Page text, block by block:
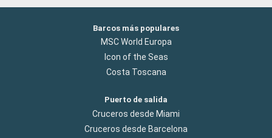
Barcos más populares
MSC World Europa
Icon of the Seas
Costa Toscana
Puerto de salida
Cruceros desde Miami
Cruceros desde Barcelona